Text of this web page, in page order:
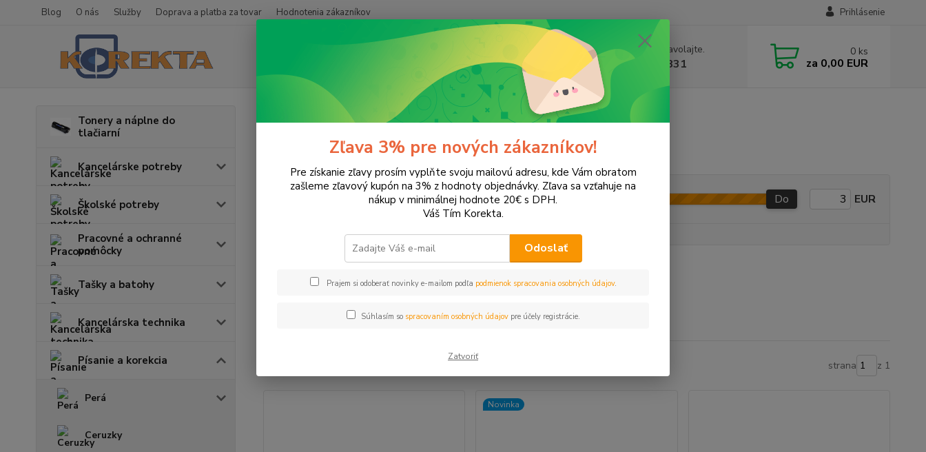
Blog O nás Služby Doprava a platba za tovar Hodnotenia zákazníkov Prihlásenie
Neviete si rady? Zavolajte.
+421 905 615 831
0 ks
za 0,00 EUR
Tonery a náplne do
tlačiarní
Kancelárske potreby
Školské potreby
Pracovné a ochranné
pomôcky
Tašky a batohy
Kancelárska technika
Písanie a korekcia
Perá
Ceruzky
Písanie a korekcia Gumy
Upresniť parametre
EUR Od Do EUR
strana z 1
Novinka
Zľava 3% pre nových zákazníkov!
Pre získanie zľavy prosím vyplňte svoju mailovú adresu, kde Vám obratom
zašleme zľavový kupón na 3% z hodnoty objednávky. Zľava sa vzťahuje na
nákup v minimálnej hodnote 20€ s DPH.
Váš Tím Korekta.
Odoslať
Prajem si odoberať novinky e-mailom podľa podmienok spracovania osobných údajov.
Súhlasím so spracovaním osobných údajovpre účely registrácie.
Zatvoriť